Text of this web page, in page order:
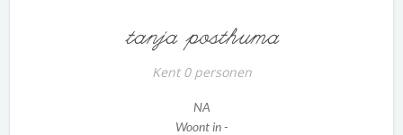
tanja posthuma
Kent 0 personen
NA
Woont in -